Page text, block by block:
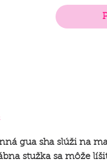
gua sha slúži na
stužka sa môže